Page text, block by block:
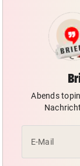
Abends
E-Mail